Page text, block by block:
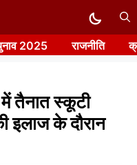
2025 राजनीति
तैनात स्कूटी
इलाज के दौरान